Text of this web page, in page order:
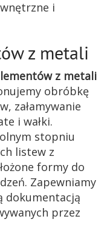
i
z metali
z metali
obróbkę
załamywanie
i wałki.
stopniu
listew z
formy do
Zapewniamy
dokumentacją
przez